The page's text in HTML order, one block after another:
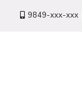
9849-xxx-xxx